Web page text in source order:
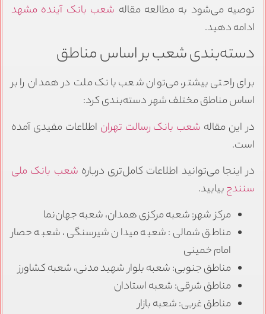
توصیه می‌شود به مطالعه مقاله شعب بانک آینده مشهد
ادامه دهید.
دسته‌بندی شعب بر اساس مناطق
برای راحتی بیشتر، می‌توان شعب بانک ملت در همدان را بر
اساس مناطق مختلف شهر دسته‌بندی کرد:
در این مقاله شعب بانک رسالت تهراناطلاعات مفیدی آمده
است.
در اینجا می‌توانید اطلاعات کامل‌تری درباره شعب بانک ملی
سنندجبیابید.
مرکز شهر: شعبه مرکزی همدان، شعبه جهان‌نما
مناطق شمالی: شعبه میدان شیرسنگی، شعبه حصار
امام خمینی
مناطق جنوبی: شعبه بلوار شهید مدنی، شعبه کشاورز
مناطق شرقی: شعبه استادان
مناطق غربی: شعبه بازار